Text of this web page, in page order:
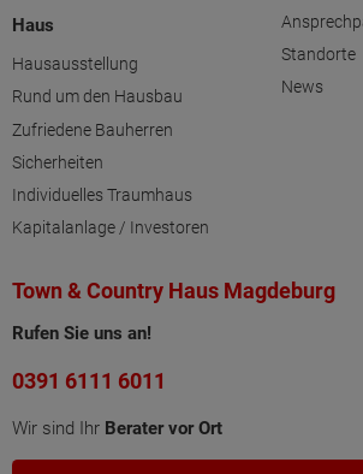
Haus
Hausausstellung
Rund um den Hausbau
Zufriedene Bauherren
Sicherheiten
Individuelles Traumhaus
Kapitalanlage / Investoren
Standorte
News
Town & Country Haus Magdeburg
Rufen Sie uns an!
0391 6111 6011
Wir sind Ihr Berater vor Ort